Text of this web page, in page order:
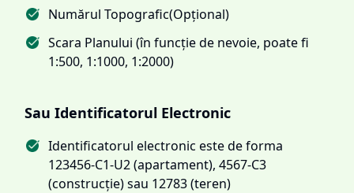
Numărul Topografic(Opțional)
Scara Planului (în funcție de nevoie, poate fi
1:500, 1:1000, 1:2000)
Sau Identificatorul Electronic
Identificatorul electronic este de forma
123456-C1-U2 (apartament), 4567-C3
(construcție) sau 12783 (teren)